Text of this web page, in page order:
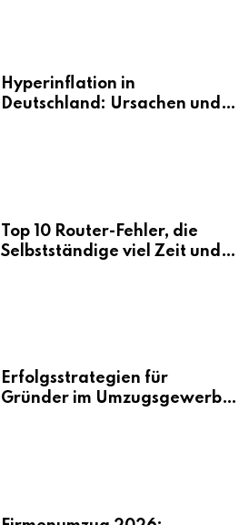
Hyperinflation in
Deutschland: Ursachen und
Top 10 Router-Fehler, die
Selbstständige viel Zeit und
Erfolgsstrategien für
Gründer im Umzugsgewerbe